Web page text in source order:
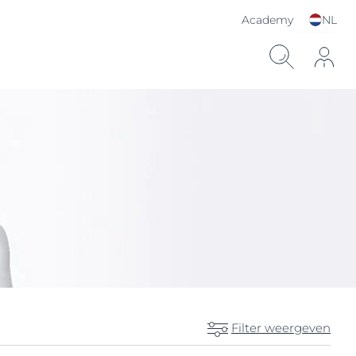
NL
Academy
Filter weergeven